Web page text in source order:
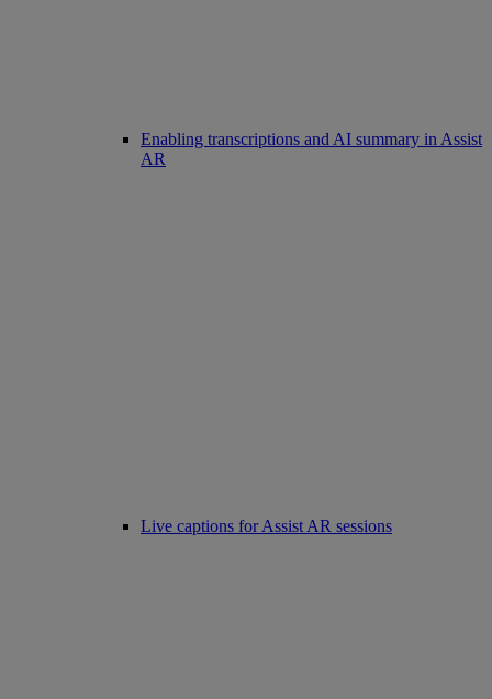
Enabling transcriptions and AI summary in Assist
AR
Live captions for Assist AR sessions